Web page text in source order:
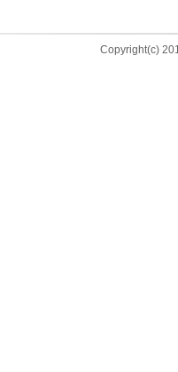
Copyright(c)